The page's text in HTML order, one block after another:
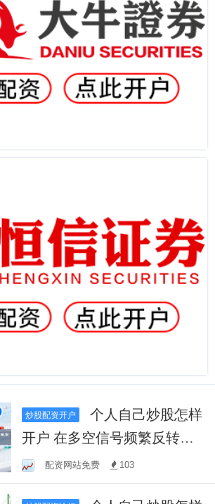
炒股配资开户
个人自己炒股怎样
开户 在多空信号频繁反转的
时期这一阶段,配资平台手续
费构成的周期性
配资网站免费 103